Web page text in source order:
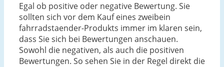
Egal ob positive oder negative Bewertung. Sie
sollten sich vor dem Kauf eines zweibein
fahrradstaender-Produkts immer im klaren sein,
dass Sie sich bei Bewertungen anschauen.
Sowohl die negativen, als auch die positiven
Bewertungen. So sehen Sie in der Regel direkt die